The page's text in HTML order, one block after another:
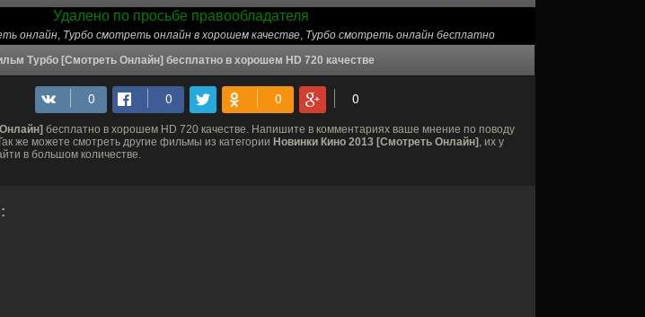
Удалено по просьбе правообладателя
онлайн Турбо смотреть онлайн в хорошем качестве Турбо смотреть онлайн бесплатно
Турбо [Смотреть Онлайн] бесплатно в хорошем HD 720 качестве
бесплатно в хорошем HD 720 качестве. Напишите в комментариях ваше мнение по поводу
же можете смотреть другие фильмы из категории Новинки Кино 2013 [Смотреть Онлайн] , их у
в большом количестве.